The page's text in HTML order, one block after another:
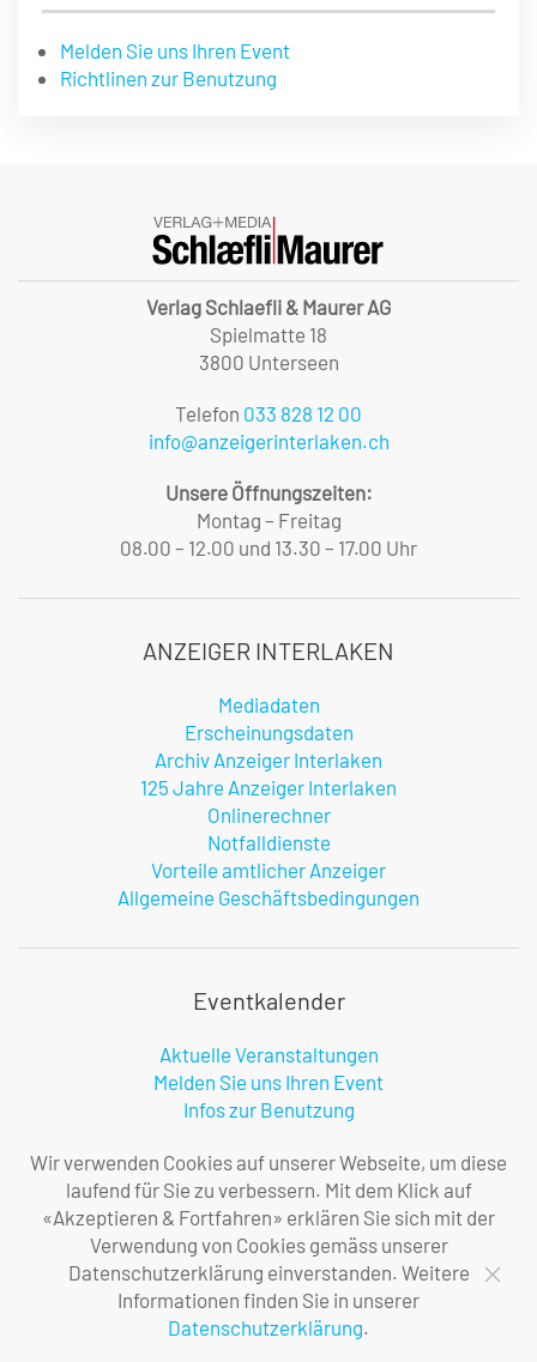
Melden Sie uns Ihren Event
Richtlinen zur Benutzung
Verlag Schlaefli & Maurer AG
Spielmatte 18
3800 Unterseen
Telefon 033 828 12 00
info@anzeigerinterlaken.ch
Unsere Öffnungszeiten:
Montag – Freitag
08.00 – 12.00 und 13.30 – 17.00 Uhr
ANZEIGER INTERLAKEN
Mediadaten
Erscheinungsdaten
Archiv Anzeiger Interlaken
125 Jahre Anzeiger Interlaken
Onlinerechner
Notfalldienste
Vorteile amtlicher Anzeiger
Allgemeine Geschäftsbedingungen
Eventkalender
Aktuelle Veranstaltungen
Melden Sie uns Ihren Event
Infos zur Benutzung
Firma
Über uns
Ihre Ansprechpersonen
Impressum
Wir verwenden Cookies auf unserer Webseite, um diese
laufend für Sie zu verbessern. Mit dem Klick auf
«Akzeptieren & Fortfahren» erklären Sie sich mit der
Verwendung von Cookies gemäss unserer
Datenschutzerklärung einverstanden. Weitere
Informationen finden Sie in unserer
Datenschutzerklärung.